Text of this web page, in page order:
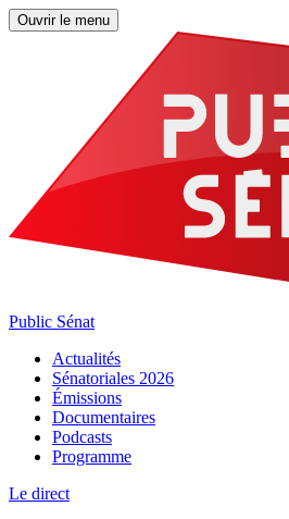
Ouvrir le menu
Public Sénat
Actualités
Sénatoriales 2026
Émissions
Documentaires
Podcasts
Programme
Le direct